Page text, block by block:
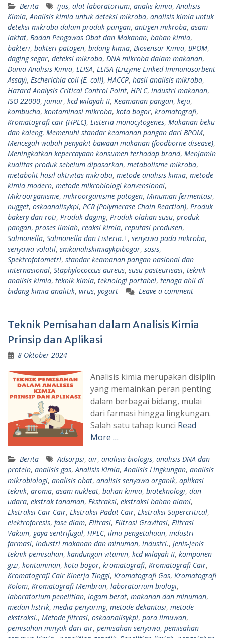
Berita (jus, alat laboratorium, analis kimia, Analisis
Kimia, Analisis kimia untuk deteksi mikroba, analisis kimia untuk
deteksi mikroba dalam produk pangan, antigen mikroba, asam
laktat, Badan Pengawas Obat dan Makanan, bahan kimia,
bakteri, bakteri patogen, bidang kimia, Biosensor Kimia, BPOM,
daging segar, deteksi mikroba, DNA mikroba dalam makanan,
Dunia Analisis Kimia, ELISA, ELISA (Enzyme-Linked Immunosorbent
Assay), Escherichia coli (E. coli), HACCP, hasil analisis mikroba,
Hazard Analysis Critical Control Point, HPLC, industri makanan,
ISO 22000, jamur, kcd wilayah II, Keamanan pangan, keju,
kombucha, kontaminasi mikroba, kota bogor, kromatografi,
Kromatografi cair (HPLC), Listeria monocytogenes, Makanan beku
dan kaleng, Memenuhi standar keamanan pangan dari BPOM,
Mencegah wabah penyakit bawaan makanan (foodborne disease),
Meningkatkan kepercayaan konsumen terhadap brand, Menjamin
kualitas produk sebelum dipasarkan, metabolisme mikroba,
metabolit hasil aktivitas mikroba, metode analisis kimia, metode
kimia modern, metode mikrobiologi konvensional,
Mikroorganisme, mikroorganisme patogen, Minuman fermentasi,
nugget, oskaanalisykpi, PCR (Polymerase Chain Reaction), Produk
bakery dan roti, Produk daging, Produk olahan susu, produk
pangan, proses ilmiah, reaksi kimia, reputasi produsen,
Salmonella, Salmonella dan Listeria.+, senyawa pada mikroba,
senyawa volatil, smkanaliskimiaykpibogor, sosis,
Spektrofotometri, standar keamanan pangan nasional dan
internasional, Staphylococcus aureus, susu pasteurisasi, teknik
analisis kimia, teknik kimia, teknologi portabel, tenaga ahli di
bidang kimia analitik, virus, yogurt Leave a comment
Teknik Pemisahan dalam Analisis Kimia
Prinsip dan Aplikasi
8 Oktober 2024
Analisis kimia merupakan disiplin
yang memainkan peran penting
dalam berbagai bidang, mulai
dari farmasi hingga lingkungan.
Salah satu tahap kunci Read
More …
Berita Adsorpsi, air, analisis biologis, analisis DNA dan
protein, analisis gas, Analisis Kimia, Analisis Lingkungan, analisis
mikrobiologi, analisis obat, analisis senyawa organik, aplikasi
teknik, aroma, asam nukleat, bahan kimia, bioteknologi, dan
udara, ekstrak tanaman, Ekstraksi, ekstraksi bahan alami,
Ekstraksi Cair-Cair, Ekstraksi Padat-Cair, Ekstraksi Supercritical,
elektroforesis, fase diam, Filtrasi, Filtrasi Gravitasi, Filtrasi
Vakum, gaya sentrifugal, HPLC, ilmu pengetahuan, industri
farmasi, industri makanan dan minuman, industri., jenis-jenis
teknik pemisahan, kandungan vitamin, kcd wilayah II, komponen
gizi, kontaminan, kota bogor, kromatografi, Kromatografi Cair,
Kromatografi Cair Kinerja Tinggi, Kromatografi Gas, Kromatografi
Kolom, Kromatografi Membran, laboratorium biologi,
laboratorium penelitian, logam berat, makanan dan minuman,
medan listrik, media penyaring, metode dekantasi, metode
ekstraksi., Metode filtrasi, oskaanalisykpi, para ilmuwan,
pemisahan minyak dari air, pemisahan senyawa, pemisahan